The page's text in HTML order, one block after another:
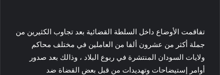
تفاقمت الأوضاع داخل السلطة القضائية بعد تجاوب الكثيرين من
جملة أكثر من عشرون ألفا من العاملين في مختلف محاكم
ولايات السودان المنتشرة في ربوع البلاد ، وذالك بعد صدور
أوامر إستيضاحات وتهديدات من قبل بعض القضاة ضد